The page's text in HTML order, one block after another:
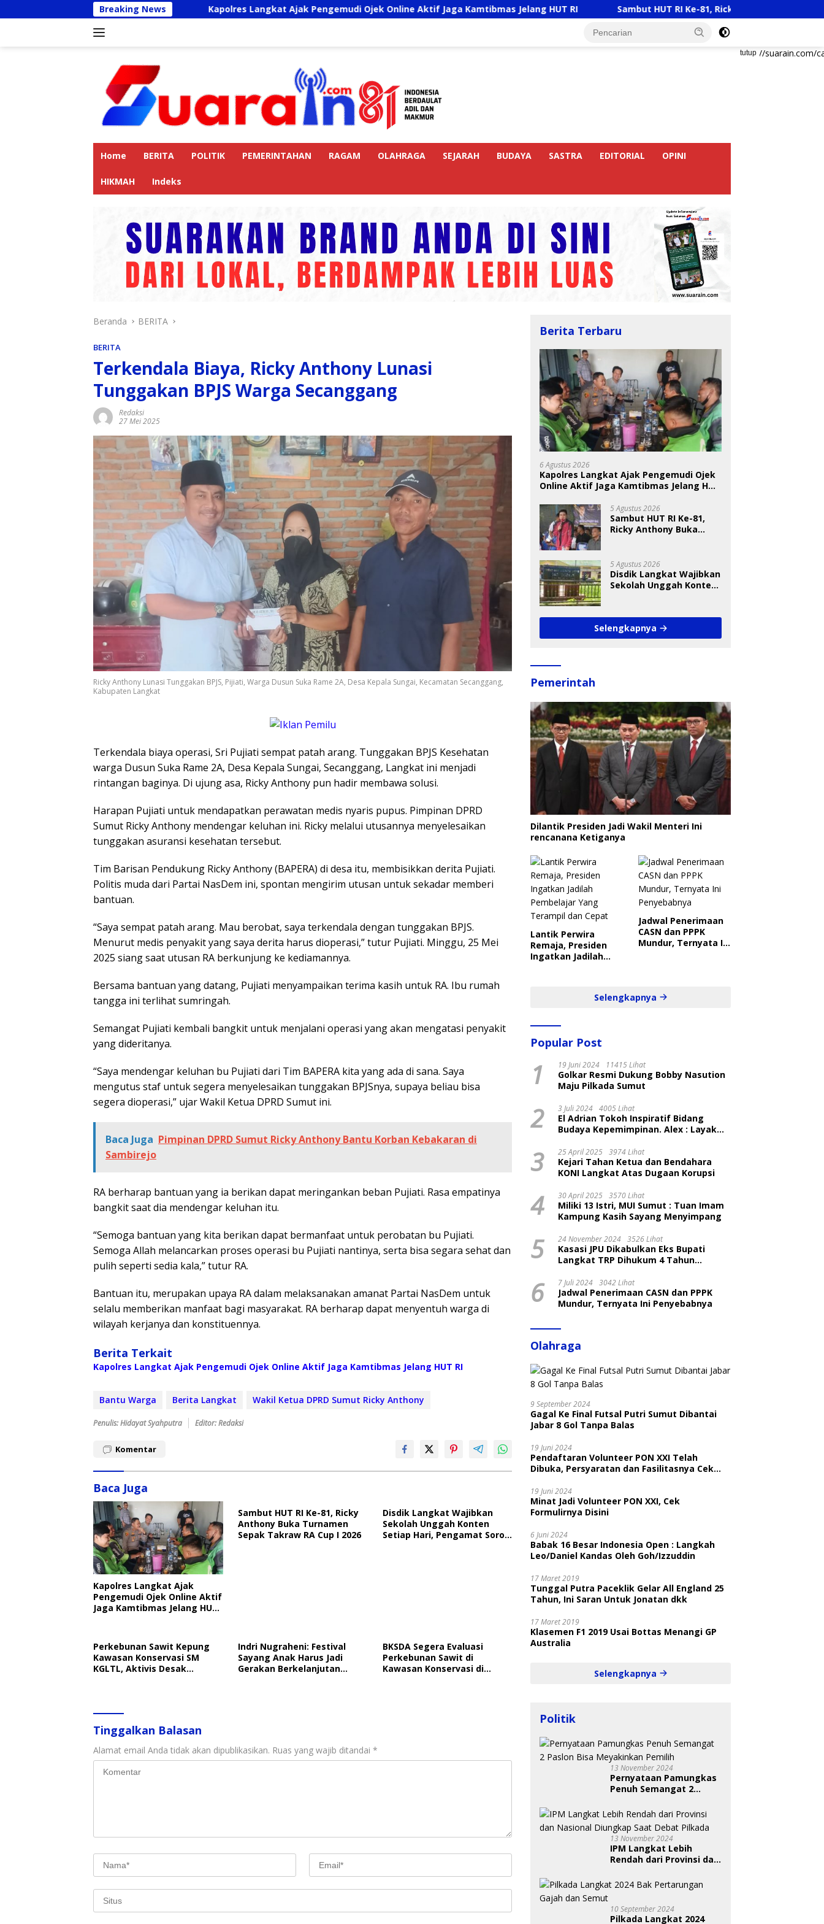
ke
Breaking News
Kapolres Langkat Ajak Pengemudi Ojek Online Aktif Jaga Kamtibmas Jelang HUT RI Sambut HUT RI Ke-81, Ricky Anthony Buka Turnamen Sepak
tutup
https://suarain.com/
Home BERITA POLITIK PEMERINTAHAN RAGAM OLAHRAGA SEJARAH BUDAYA SASTRA EDITORIAL OPINI
HIKMAH Indeks
Beranda BERITA
BERITA
Terkendala Biaya, Ricky Anthony Lunasi
Tunggakan BPJS Warga Secanggang
Redaksi
27 Mei 2025
Ricky Anthony Lunasi Tunggakan BPJS, Pijiati, Warga Dusun Suka Rame 2A, Desa Kepala Sungai, Kecamatan Secanggang,
Kabupaten Langkat
Terkendala biaya operasi, Sri Pujiati sempat patah arang. Tunggakan BPJS Kesehatan
warga Dusun Suka Rame 2A, Desa Kepala Sungai, Secanggang, Langkat ini menjadi
rintangan baginya. Di ujung asa, Ricky Anthony pun hadir membawa solusi.
Harapan Pujiati untuk mendapatkan perawatan medis nyaris pupus. Pimpinan DPRD
Sumut Ricky Anthony mendengar keluhan ini. Ricky melalui utusannya menyelesaikan
tunggakan asuransi kesehatan tersebut.
Tim Barisan Pendukung Ricky Anthony (BAPERA) di desa itu, membisikkan derita Pujiati.
Politis muda dari Partai NasDem ini, spontan mengirim utusan untuk sekadar memberi
bantuan.
“Saya sempat patah arang. Mau berobat, saya terkendala dengan tunggakan BPJS.
Menurut medis penyakit yang saya derita harus dioperasi,” tutur Pujiati. Minggu, 25 Mei
2025 siang saat utusan RA berkunjung ke kediamannya.
Bersama bantuan yang datang, Pujiati menyampaikan terima kasih untuk RA. Ibu rumah
tangga ini terlihat sumringah.
Semangat Pujiati kembali bangkit untuk menjalani operasi yangakan mengatasi penyakit
yang dideritanya.
“Saya mendengar keluhan bu Pujiati dari Tim BAPERA kita yang ada di sana. Saya
mengutus staf untuk segera menyelesaikan tunggakan BPJSnya, supaya beliau bisa
segera dioperasi,” ujar Wakil Ketua DPRD Sumut ini.
Baca Juga Pimpinan DPRD Sumut Ricky Anthony Bantu Korban Kebakaran di
Sambirejo
RA berharap bantuan yang ia berikan dapat meringankan beban Pujiati. Rasa empatinya
bangkit saat dia mendengar keluhan itu.
“Semoga bantuan yang kita berikan dapat bermanfaat untuk perobatan bu Pujiati.
Semoga Allah melancarkan proses operasi bu Pujiati nantinya, serta bisa segara sehat dan
pulih seperti sedia kala,” tutur RA.
Bantuan itu, merupakan upaya RA dalam melaksanakan amanat Partai NasDem untuk
selalu memberikan manfaat bagi masyarakat. RA berharap dapat menyentuh warga di
wilayah kerjanya dan konstituennya.
Berita Terkait
Kapolres Langkat Ajak Pengemudi Ojek Online Aktif Jaga Kamtibmas Jelang HUT RI
Bantu Warga Berita Langkat Wakil Ketua DPRD Sumut Ricky Anthony
Penulis: Hidayat Syahputra Editor: Redaksi
Komentar
Baca Juga
Kapolres Langkat Ajak
Pengemudi Ojek Online Aktif
Jaga Kamtibmas Jelang HUT
Sambut HUT RI Ke-81, Ricky
Anthony Buka Turnamen
Sepak Takraw RA Cup I 2026
Disdik Langkat Wajibkan
Sekolah Unggah Konten
Setiap Hari, Pengamat Soroti
Perkebunan Sawit Kepung
Kawasan Konservasi SM
KGLTL, Aktivis Desak
Indri Nugraheni: Festival
Sayang Anak Harus Jadi
Gerakan Berkelanjutan
BKSDA Segera Evaluasi
Perkebunan Sawit di
Kawasan Konservasi di
Tinggalkan Balasan
Alamat email Anda tidak akan dipublikasikan. Ruas yang wajib ditandai *
Berita Terbaru
6 Agustus 2026
Kapolres Langkat Ajak Pengemudi Ojek
Online Aktif Jaga Kamtibmas Jelang HUT
5 Agustus 2026
Sambut HUT RI Ke-81,
Ricky Anthony Buka
5 Agustus 2026
Disdik Langkat Wajibkan
Sekolah Unggah Konten
Data Anak
Selengkapnya
Pemerintah
Dilantik Presiden Jadi Wakil Menteri Ini
rencanana Ketiganya
Lantik Perwira
Remaja, Presiden
Ingatkan Jadilah
Jadwal Penerimaan
CASN dan PPPK
Mundur, Ternyata Ini
Selengkapnya
Popular Post
1 19 Juni 2024 11415 Lihat
Golkar Resmi Dukung Bobby Nasution
Maju Pilkada Sumut
2 3 Juli 2024 4005 Lihat
El Adrian Tokoh Inspiratif Bidang
Budaya Kepemimpinan. Alex : Layak
3 25 April 2025 3974 Lihat
Kejari Tahan Ketua dan Bendahara
KONI Langkat Atas Dugaan Korupsi
4 30 April 2025 3570 Lihat
Miliki 13 Istri, MUI Sumut : Tuan Imam
Kampung Kasih Sayang Menyimpang
5 24 November 2024 3526 Lihat
Kasasi JPU Dikabulkan Eks Bupati
Langkat TRP Dihukum 4 Tahun
6 7 Juli 2024 3042 Lihat
Jadwal Penerimaan CASN dan PPPK
Mundur, Ternyata Ini Penyebabnya
Olahraga
9 September 2024
Gagal Ke Final Futsal Putri Sumut Dibantai
Jabar 8 Gol Tanpa Balas
19 Juni 2024
Pendaftaran Volunteer PON XXI Telah
Dibuka, Persyaratan dan Fasilitasnya Cek
19 Juni 2024
Minat Jadi Volunteer PON XXI, Cek
Formulirnya Disini
6 Juni 2024
Babak 16 Besar Indonesia Open : Langkah
Leo/Daniel Kandas Oleh Goh/Izzuddin
17 Maret 2019
Tunggal Putra Paceklik Gelar All England 25
Tahun, Ini Saran Untuk Jonatan dkk
17 Maret 2019
Klasemen F1 2019 Usai Bottas Menangi GP
Australia
Selengkapnya
Politik
13 November 2024
Pernyataan Pamungkas
Penuh Semangat 2
Pemilih
13 November 2024
IPM Langkat Lebih
Rendah dari Provinsi dan
Debat Pilkada
10 September 2024
Pilkada Langkat 2024